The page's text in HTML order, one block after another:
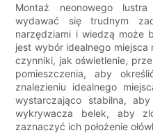
Montaż neonowego
wydawać się trudnym
narzędziami i wiedzą może
jest wybór idealnego
czynniki, jak oświetlenie,
pomieszczenia, aby
znalezieniu idealnego
wystarczająco stabilna,
wykrywacza belek, aby
zaznaczyć ich położenie